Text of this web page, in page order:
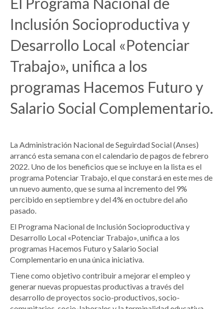
Inclusión Socioproductiva y
Desarrollo Local «Potenciar
Trabajo», unifica a los
programas Hacemos Futuro y
Salario Social Complementario.
La Administración Nacional de Seguirdad Social (Anses)
arrancó esta semana con el calendario de pagos de febrero
2022. Uno de los beneficios que se incluye en la lista es el
programa Potenciar Trabajo, el que constará en este mes de
un nuevo aumento, que se suma al incremento del 9%
percibido en septiembre y del 4% en octubre del año
pasado.
El Programa Nacional de Inclusión Socioproductiva y
Desarrollo Local «Potenciar Trabajo», unifica a los
programas Hacemos Futuro y Salario Social
Complementario en una única iniciativa.
Tiene como objetivo contribuir a mejorar el empleo y
generar nuevas propuestas productivas a través del
desarrollo de proyectos socio-productivos, socio-